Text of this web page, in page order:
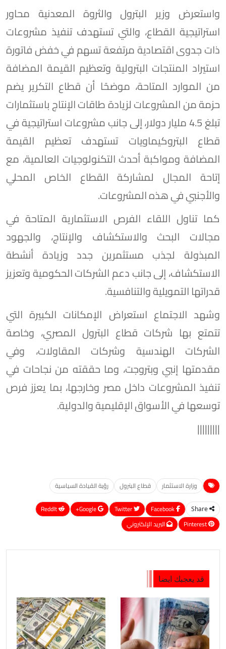
واستعرض وزير البترول والثروة المعدنية محاور
استراتيجية القطاع، والتي تستهدف تنفيذ مشروعات
ذات جدوى اقتصادية مرتفعة تسهم في خفض فاتورة
استيراد المنتجات البترولية وتعظيم القيمة المضافة
من الموارد المتاحة، موضحًا أن قطاع التكرير يضم
حزمة من المشروعات لزيادة طاقات الإنتاج باستثمارات
تبلغ 4.5 مليار دولار، إلى جانب مشروعات استراتيجية في
قطاع البتروكيماويات تستهدف تعظيم القيمة
المضافة ومواكبة أحدث التكنولوجيات العالمية، مع
إتاحة المجال لمشاركة القطاع الخاص المحلي
والأجنبي في هذه المشروعات.
كما تناول اللقاء الفرص الاستثمارية المتاحة في
مجالات البحث والاستكشاف والإنتاج، والجهود
المبذولة لجذب مستثمرين جدد وزيادة أنشطة
الاستكشاف، إلى جانب دعم الشركات الحكومية وتعزيز
قدراتها التمويلية والتنافسية.
وشهد الاجتماع استعراض الإمكانات الكبيرة التي
تتمتع بها شركات قطاع البترول المصري، وخاصة
الشركات الهندسية وشركات المقاولات، وفي
مقدمتها إنبي وبتروجت، وما حققته من نجاحات في
تنفيذ المشروعات داخل مصر وخارجها، بما يعزز فرص
توسعها في الأسواق الإقليمية والدولية.
|||||||||
وزارة الاستثمار قطاع البترول رؤية القيادة السياسية
Share
Google+
ReddIt
Pinterest
البريد الإلكتروني
قد يعجبك ايضا